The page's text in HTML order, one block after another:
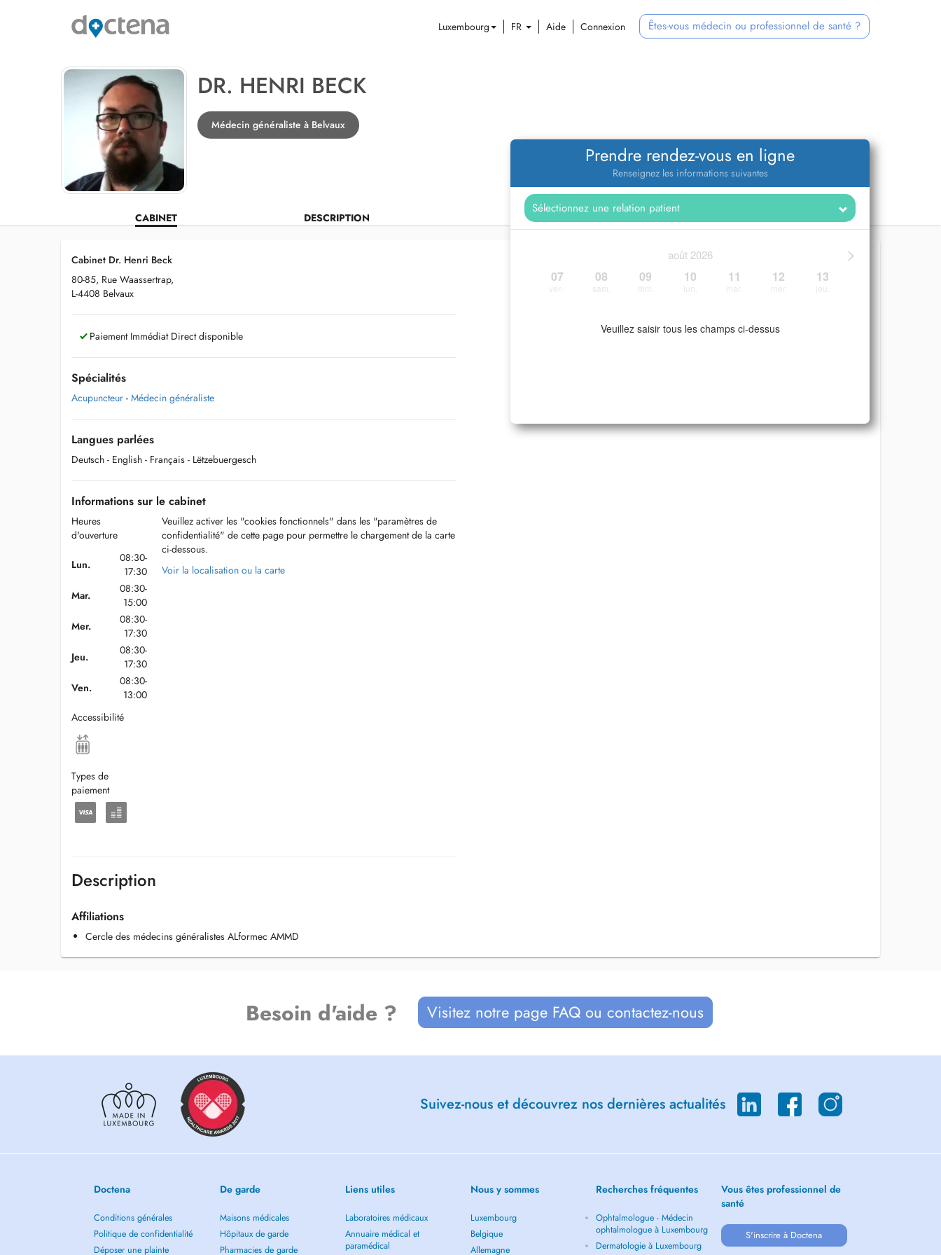
Luxembourg FR Aide Connexion Êtes-vous médecin ou professionnel de santé ?
DR. HENRI BECK
Médecin généraliste à Belvaux
CABINET DESCRIPTION
Prendre rendez-vous en ligne
Renseignez les informations suivantes
>
août 2026
07 08 09 10 11 12 13
Veuillez saisir tous les champs ci-dessus
Cabinet Dr. Henri Beck
80-85, Rue Waassertrap,
L-4408 Belvaux
Paiement Immédiat Direct disponible
Spécialités
Acupuncteur - Médecin généraliste
Langues parlées
Deutsch - English - Français - Lëtzebuergesch
Informations sur le cabinet
Heures
d'ouverture
Lun.
08:30-
17:30
Mar.
08:30-
15:00
Mer.
08:30-
17:30
Jeu.
08:30-
17:30
Ven.
08:30-
13:00
Accessibilité
Types de
paiement
Veuillez activer les "cookies fonctionnels" dans les "paramètres de
confidentialité" de cette page pour permettre le chargement de la carte
ci-dessous.
Voir la localisation ou la carte
Description
Affiliations
Cercle des médecins généralistes ALformec AMMD
Besoin d'aide ? Visitez notre page FAQ ou contactez-nous
Suivez-nous et découvrez nos dernières actualités
Doctena
Conditions générales
Politique de confidentialité
Déposer une plainte
De garde
Maisons médicales
Hôpitaux de garde
Pharmacies de garde
Liens utiles
Laboratoires médicaux
Annuaire médical et
paramédical
Nous y sommes
Luxembourg
Belgique
Allemagne
Recherches fréquentes
Ophtalmologue - Médecin
ophtalmologue à Luxembourg
Dermatologie à Luxembourg
Vous êtes professionnel de
santé
S'inscrire à Doctena